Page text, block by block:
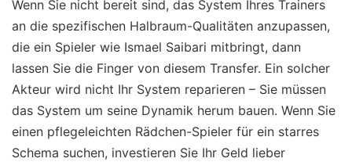
Wenn Sie nicht bereit sind, das System Ihres Trainers
an die spezifischen Halbraum-Qualitäten anzupassen,
die ein Spieler wie Ismael Saibari mitbringt, dann
lassen Sie die Finger von diesem Transfer. Ein solcher
Akteur wird nicht Ihr System reparieren – Sie müssen
das System um seine Dynamik herum bauen. Wenn Sie
einen pflegeleichten Rädchen-Spieler für ein starres
Schema suchen, investieren Sie Ihr Geld lieber